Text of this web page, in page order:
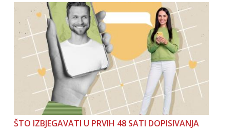
ŠTO IZBJEGAVATI U PRVIH 48 SATI DOPISIVANJA